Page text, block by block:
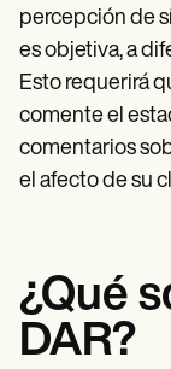
percepción de
es objetiva, a
Esto requerirá
comente el
comentarios
el afecto de su
¿Qué
DAR?